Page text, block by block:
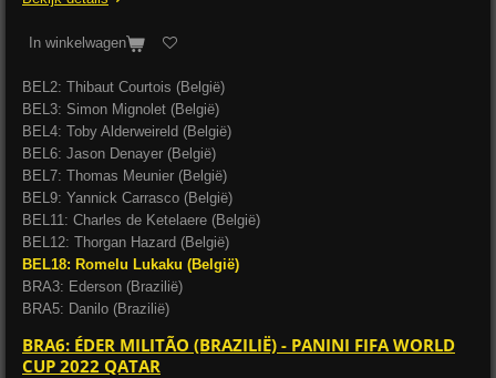
In winkelwagen
BEL2: Thibaut Courtois (België)
BEL3: Simon Mignolet (België)
BEL4: Toby Alderweireld (België)
BEL6: Jason Denayer (België)
BEL7: Thomas Meunier (België)
BEL9: Yannick Carrasco (België)
BEL11: Charles de Ketelaere (België)
BEL12: Thorgan Hazard (België)
BEL18: Romelu Lukaku (België)
BRA3: Ederson (Brazilië)
BRA5: Danilo (Brazilië)
BRA6: ÉDER MILITÃO (BRAZILIË) - PANINI FIFA WORLD
CUP 2022 QATAR